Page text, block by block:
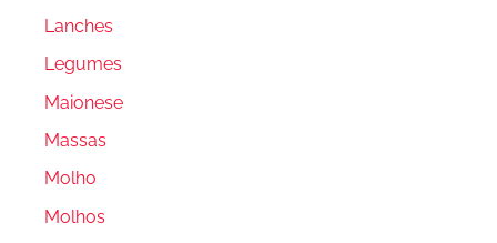
Lanches
Legumes
Maionese
Massas
Molho
Molhos